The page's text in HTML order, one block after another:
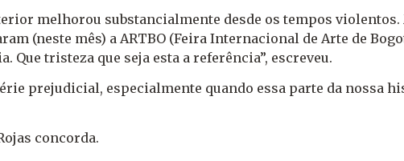
melhorou substancialmente desde os tempos
(neste mês) a ARTBO (Feira Internacional de Arte de
Que tristeza que seja esta a referência”, escreveu.
prejudicial, especialmente quando essa parte da nossa
concorda.